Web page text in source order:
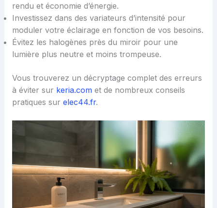
rendu et économie d’énergie.
Investissez dans des variateurs d’intensité pour
moduler votre éclairage en fonction de vos besoins.
Évitez les halogènes près du miroir pour une
lumière plus neutre et moins trompeuse.
Vous trouverez un décryptage complet des erreurs
à éviter sur keria.comet de nombreux conseils
pratiques sur elec44.fr.